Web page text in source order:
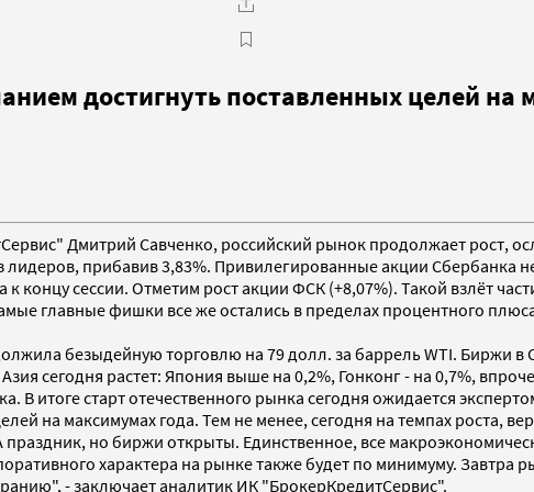
достигнуть поставленных целей на
Дмитрий Савченко, российский рынок продолжает
прибавив 3,83%. Привилегированные акции Сбербанка
концу сессии. Отметим рост акции ФСК (+8,07%). Такой взлёт
главные фишки все же остались в пределах процентного
безыдейную торговлю на 79 долл. за баррель WTI. Биржи в
сегодня растет: Япония выше на 0,2%, Гонконг - на 0,7%,
итоге старт отечественного рынка сегодня ожидается
на максимумах года. Тем не менее, сегодня на темпах роста,
но биржи открыты. Единственное, все
характера на рынке также будет по минимуму. Завтра
- заключает аналитик ИК "БрокерКредитСервис".